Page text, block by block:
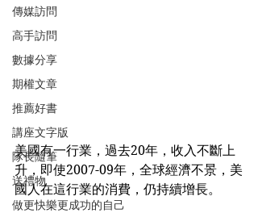
傳媒訪問
高手訪問
數據分享
期權文章
推薦好書
講座文字版
隊長隨筆
送禮物
做更快樂更成功的自己
美國有一行業，過去20年，收入不斷上
升，即使2007-09年，全球經濟不景，美
國人在這行業的消費，仍持續增長。